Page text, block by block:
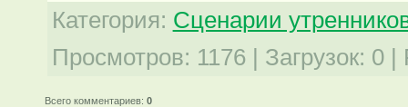
Категория: Сценарии
Просмотров: 1176| Загрузок: 0 |
Всего комментариев: 0